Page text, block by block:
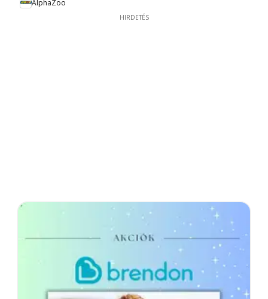
AlphaZoo
HIRDETÉS